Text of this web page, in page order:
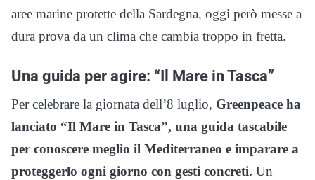
aree marine protette della Sardegna, oggi però messe a
dura prova da un clima che cambia troppo in fretta.
Una guida per agire: “Il Mare in Tasca”
Per celebrare la giornata dell’8 luglio, Greenpeace ha
lanciato “Il Mare in Tasca”, una guida tascabile
per conoscere meglio il Mediterraneo e imparare a
proteggerlo ogni giorno con gesti concreti. Un